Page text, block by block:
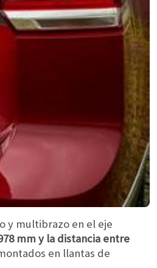
y multibrazo en el eje
mm y la distancia entre
en llantas de